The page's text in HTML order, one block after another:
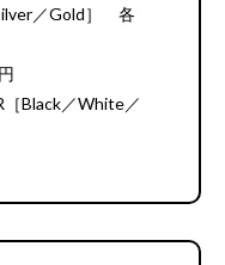
／Gold］ 各
［Black／White／